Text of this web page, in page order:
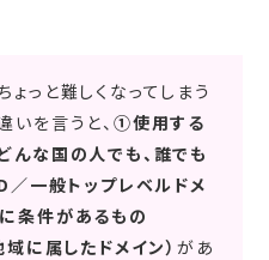
ょっと難しくなってしまう
いを言うと、①使用する
んな国の人でも、誰でも
／一般トップレベルドメ
条件があるもの
に属したドメイン）があ